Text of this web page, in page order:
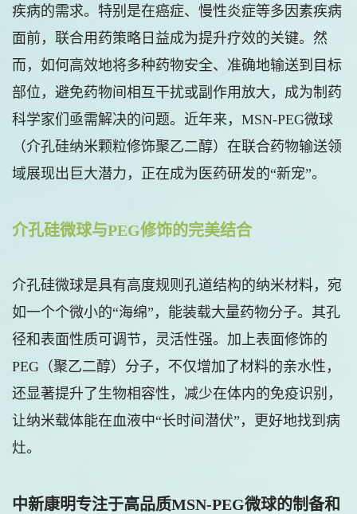
疾病的需求。特别是在癌症、慢性炎症等多因素疾病
面前，联合用药策略日益成为提升疗效的关键。然
而，如何高效地将多种药物安全、准确地输送到目标
部位，避免药物间相互干扰或副作用放大，成为制药
科学家们亟需解决的问题。近年来，MSN-PEG微球
（介孔硅纳米颗粒修饰聚乙二醇）在联合药物输送领
域展现出巨大潜力，正在成为医药研发的“新宠”。
介孔硅微球与PEG修饰的完美结合
介孔硅微球是具有高度规则孔道结构的纳米材料，宛
如一个个微小的“海绵”，能装载大量药物分子。其孔
径和表面性质可调节，灵活性强。加上表面修饰的
PEG（聚乙二醇）分子，不仅增加了材料的亲水性，
还显著提升了生物相容性，减少在体内的免疫识别，
让纳米载体能在血液中“长时间潜伏”，更好地找到病
灶。
中新康明专注于高品质MSN-PEG微球的制备和